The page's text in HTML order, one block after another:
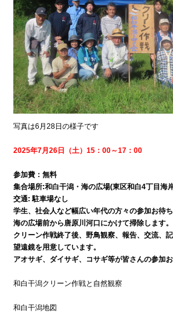
写真は6月28日の様子です
2025年7月26日（土）15：00～17：00
参加費：無料
集合場所:和白干潟・海の広場(東区和白4丁目海
交通: 駐車場なし
学生、社会人など幅広い年代の方々の参加お待ち
海の広場前から唐原川河口にかけて掃除します。
クリーン作戦終了後、野鳥観察、報告、交流、
望遠鏡を用意しています。
アオサギ、ダイサギ、コサギ等が皆さんの参加お
和白干潟クリーン作戦と自然観察
和白干潟地図